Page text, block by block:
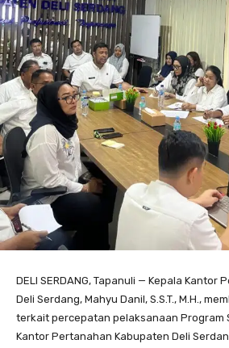
DELI SERDANG, Tapanuli — Kepala Kantor
Deli Serdang, Mahyu Danil, S.S.T., M.H.,
terkait percepatan pelaksanaan Program
Kantor Pertanahan Kabupaten Deli